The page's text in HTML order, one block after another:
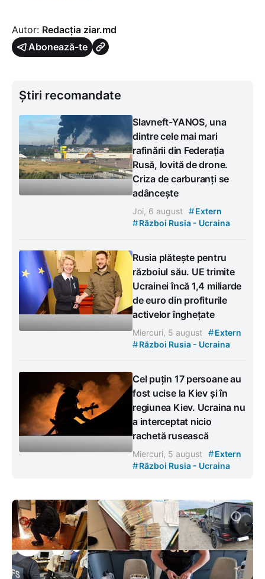
Autor: Redacția ziar.md
Abonează-te
Știri recomandate
Slavneft-YANOS, una
dintre cele mai mari
rafinării din Federația
Rusă, lovită de drone.
Criza de carburanți se
adâncește
Joi, 6 august #Extern
#Război Rusia - Ucraina
Rusia plătește pentru
războiul său. UE trimite
Ucrainei încă 1,4 miliarde
de euro din profiturile
activelor înghețate
Miercuri, 5 august #Extern
#Război Rusia - Ucraina
Cel puțin 17 persoane au
fost ucise la Kiev și în
regiunea Kiev. Ucraina nu
a interceptat nicio
rachetă rusească
Miercuri, 5 august #Extern
#Război Rusia - Ucraina